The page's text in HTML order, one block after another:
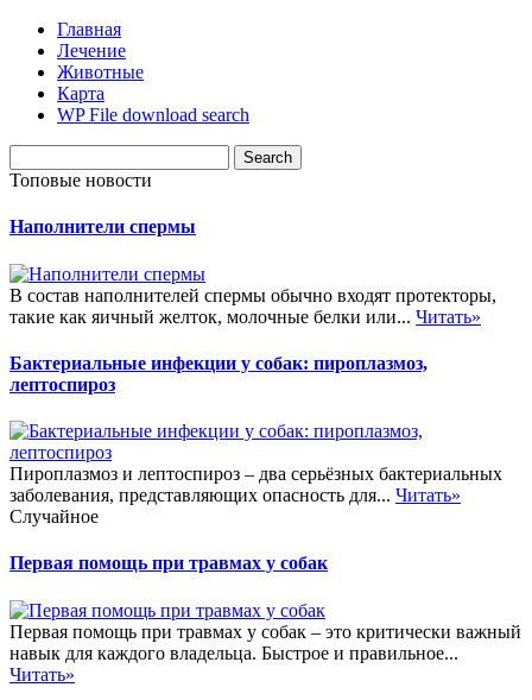
Главная
Лечение
Животные
Карта
WP File download search
Топовые новости
Наполнители спермы
В состав наполнителей спермы обычно входят протекторы,
такие как яичный желток, молочные белки или... Читать»
Бактериальные инфекции у собак: пироплазмоз,
лептоспироз
Пироплазмоз и лептоспироз – два серьёзных бактериальных
заболевания, представляющих опасность для... Читать»
Случайное
Первая помощь при травмах у собак
Первая помощь при травмах у собак – это критически важный
навык для каждого владельца. Быстрое и правильное...
Читать»